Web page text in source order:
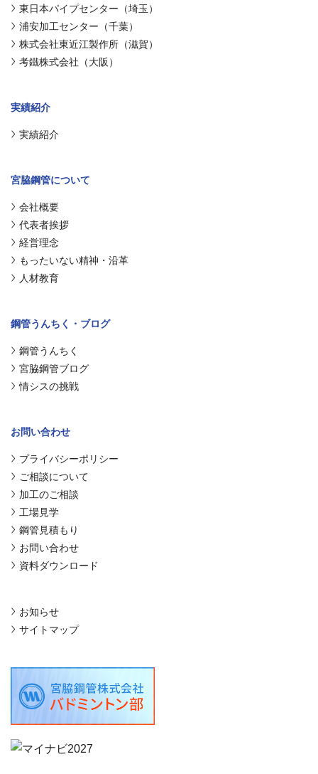
東日本パイプセンター（埼玉）
浦安加工センター（千葉）
株式会社東近江製作所（滋賀）
考鐵株式会社（大阪）
実績紹介
実績紹介
宮脇鋼管について
会社概要
代表者挨拶
経営理念
もったいない精神・沿革
人材教育
鋼管うんちく・ブログ
鋼管うんちく
宮脇鋼管ブログ
情シスの挑戦
お問い合わせ
プライバシーポリシー
ご相談について
加工のご相談
工場見学
鋼管見積もり
お問い合わせ
資料ダウンロード
お知らせ
サイトマップ